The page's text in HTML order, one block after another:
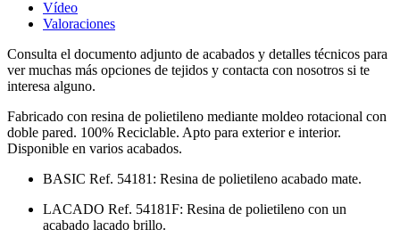
Vídeo
Valoraciones
Consulta el documento adjunto de acabados y detalles técnicos para
ver muchas más opciones de tejidos y contacta con nosotros si te
interesa alguno.
Fabricado con resina de polietileno mediante moldeo rotacional con
doble pared. 100% Reciclable. Apto para exterior e interior.
Disponible en varios acabados.
BASIC Ref. 54181: Resina de polietileno acabado mate.
LACADO Ref. 54181F: Resina de polietileno con un
acabado lacado brillo.